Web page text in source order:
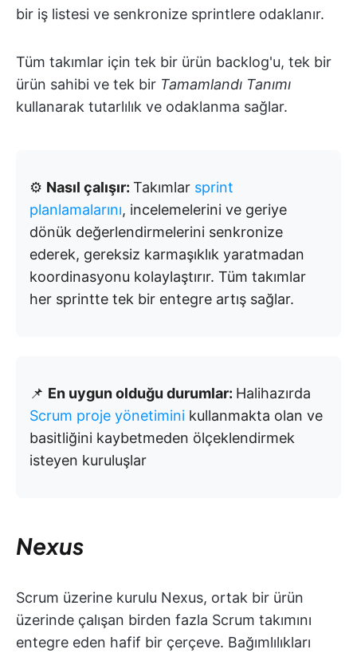
bir iş listesi ve senkronize sprintlere odaklanır.
Tüm takımlar için tek bir ürün backlog'u, tek bir
ürün sahibi ve tek bir Tamamlandı Tanımı
kullanarak tutarlılık ve odaklanma sağlar.
⚙️ Nasıl çalışır: Takımlar sprint
planlamalarını, incelemelerini ve geriye
dönük değerlendirmelerini senkronize
ederek, gereksiz karmaşıklık yaratmadan
koordinasyonu kolaylaştırır. Tüm takımlar
her sprintte tek bir entegre artış sağlar.
📌 En uygun olduğu durumlar: Halihazırda
Scrum proje yönetimini kullanmakta olan ve
basitliğini kaybetmeden ölçeklendirmek
isteyen kuruluşlar
Nexus
Scrum üzerine kurulu Nexus, ortak bir ürün
üzerinde çalışan birden fazla Scrum takımını
entegre eden hafif bir çerçeve. Bağımlılıkları